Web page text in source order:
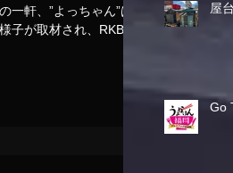
軒、”よっちゃん”は
子が取材され、RKB毎
屋
Go